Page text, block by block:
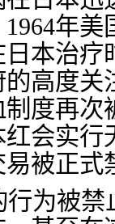
年
本治
高度
度再
会实行
被正式
行为被